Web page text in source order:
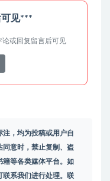
见***
或回复留言后可见
注，均为投稿或用户自
同意时，禁止复制、盗
籍等各类媒体平台。如
联系我们进行处理。联